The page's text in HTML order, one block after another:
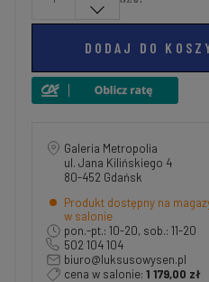
DODAJ DO
Galeria Metropolia
ul. Jana Kilińskiego 4
80-452 Gdańsk
Produkt dostępny na
w salonie
pon.-pt.: 10-20, sob.: 11-20
502 104 104
biuro@luksusowysen.pl
cena w salonie: 1 179,00 zł